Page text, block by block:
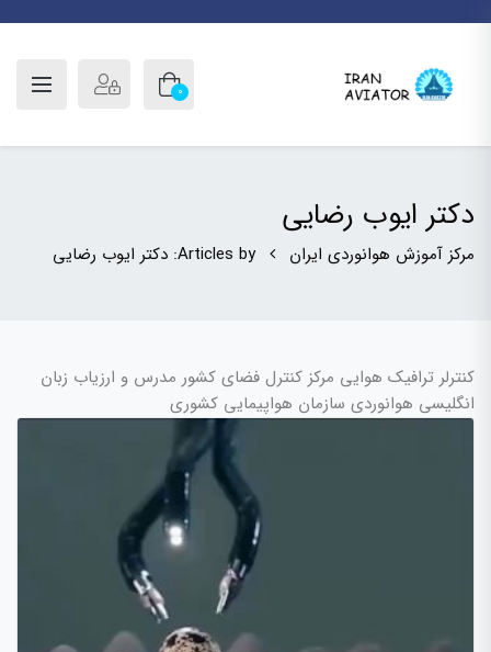
0
دکتر ایوب رضایی
مرکز آموزش هوانوردی ایران Articles by: دکتر ایوب رضایی
کنترلر ترافیک هوایی مرکز کنترل فضای کشور مدرس و ارزیاب زبان
انگلیسی هوانوردی سازمان هواپیمایی کشوری